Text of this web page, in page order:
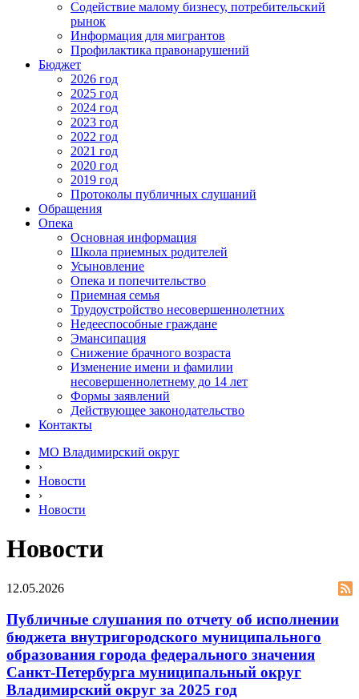
Содействие малому бизнесу, потребительский
рынок
Информация для мигрантов
Профилактика правонарушений
Бюджет
2026 год
2025 год
2024 год
2023 год
2022 год
2021 год
2020 год
2019 год
Протоколы публичных слушаний
Обращения
Опека
Основная информация
Школа приемных родителей
Усыновление
Опека и попечительство
Приемная семья
Трудоустройство несовершеннолетних
Недееспособные граждане
Эмансипация
Снижение брачного возраста
Изменение имени и фамилии
несовершеннолетнему до 14 лет
Формы заявлений
Действующее законодательство
Контакты
МО Владимирский округ
›
Новости
›
Новости
Новости
12.05.2026
Публичные слушания по отчету об исполнении
бюджета внутригородского муниципального
образования города федерального значения
Санкт-Петербурга муниципальный округ
Владимирский округ за 2025 год